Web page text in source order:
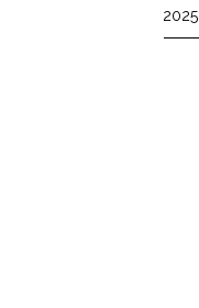
2025